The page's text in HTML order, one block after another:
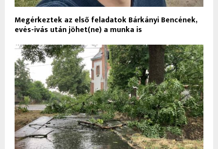
Megérkeztek az első feladatok Bárkányi Bencének,
evés-ivás után jöhet(ne) a munka is